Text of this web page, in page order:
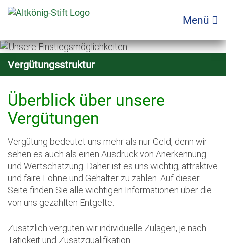
Zum
Inhalt
Menü
Vergütungsstruktur
Überblick über unsere
Vergütungen
Vergütung bedeutet uns mehr als nur Geld, denn wir
sehen es auch als einen Ausdruck von Anerkennung
und Wertschätzung. Daher ist es uns wichtig, attraktive
und faire Löhne und Gehälter zu zahlen. Auf dieser
Seite finden Sie alle wichtigen Informationen über die
von uns gezahlten Entgelte.
Zusätzlich vergüten wir individuelle Zulagen, je nach
Tätigkeit und Zusatzqualifikation.